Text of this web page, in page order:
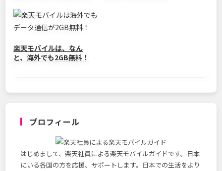
楽天モバイルは、なん
と、海外でも2GB無料！
プロフィール
はじめまして、楽天社員による楽天モバイルガイドです。日本
にいる各国の方を応援、サポートします。日本での生活をより